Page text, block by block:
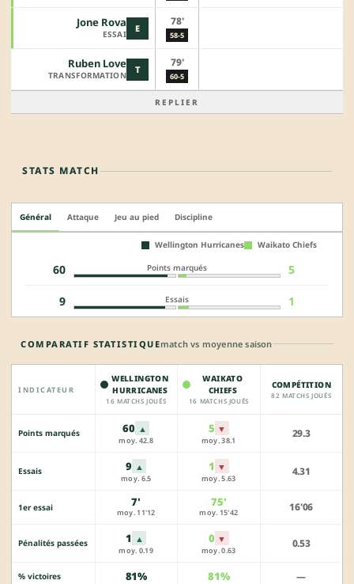
E
Jone Rova
ESSAI
78'
58-5
T
Ruben Love
TRANSFORMATION
79'
60-5
REPLIER
STATS MATCH
Général Attaque Jeu au pied Discipline
Wellington Hurricanes Waikato Chiefs
60 Points marqués 5
9 Essais 1
COMPARATIF STATISTIQUEmatch vs moyenne saison
INDICATEUR
WELLINGTON
HURRICANES
16 MATCHS JOUÉS
WAIKATO
CHIEFS
16 MATCHS JOUÉS
COMPÉTITION
82 MATCHS JOUÉS
Points marqués 60 ▲
moy. 42.8
5 ▼
moy. 38.1
29.3
Essais 9 ▲
moy. 6.5
1 ▼
moy. 5.63
4.31
1er essai 7'
moy. 11'12
75'
moy. 15'42 16'06
Pénalités passées 1 ▲
moy. 0.19
0 ▼
moy. 0.63
0.53
% victoires 81% 81% —